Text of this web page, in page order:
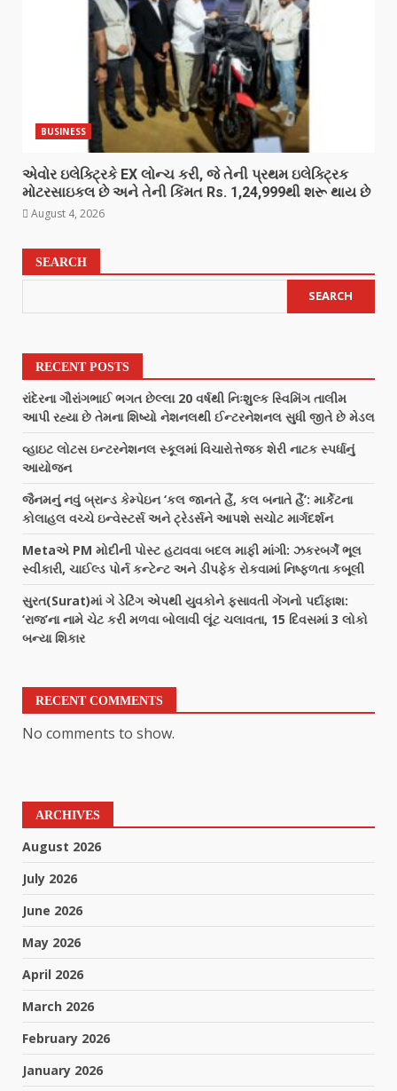
BUSINESS
એવોર ઇલેક્ટ્રિકે EX લોન્ચ કરી, જે તેની પ્રથમ ઇલેક્ટ્રિક
મોટરસાઇકલ છે અને તેની કિંમત Rs. 1,24,999થી શરૂ થાય છે
August 4, 2026
SEARCH
SEARCH
RECENT POSTS
રાંદેરના ગૌરાંગભાઈ ભગત છેલ્લા 20 વર્ષથી નિઃશુલ્ક સ્વિમિંગ તાલીમ
આપી રહ્યા છે તેમના શિષ્યો નેશનલથી ઈન્ટરનેશનલ સુધી જીતે છે મેડલ
વ્હાઇટ લોટસ ઇન્ટરનેશનલ સ્કૂલમાં વિચારોત્તેજક શેરી નાટક સ્પર્ધાનું
આયોજન
જૈનમનું નવું બ્રાન્ડ કેમ્પેઇન ‘કલ જાનતે હૈં, કલ બનાતે હૈં’: માર્કેટના
કોલાહલ વચ્ચે ઇન્વેસ્ટર્સ અને ટ્રેડર્સને આપશે સચોટ માર્ગદર્શન
Metaએ PM મોદીની પોસ્ટ હટાવવા બદલ માફી માંગી: ઝકરબર્ગે ભૂલ
સ્વીકારી, ચાઈલ્ડ પોર્ન કન્ટેન્ટ અને ડીપફેક રોકવામાં નિષ્ફળતા કબૂલી
સુરત(Surat)માં ગે ડેટિંગ એપથી યુવકોને ફસાવતી ગેંગનો પર્દાફાશ:
‘રાજ’ના નામે ચેટ કરી મળવા બોલાવી લૂંટ ચલાવતા, 15 દિવસમાં 3 લોકો
બન્યા શિકાર
RECENT COMMENTS
No comments to show.
ARCHIVES
August 2026
July 2026
June 2026
May 2026
April 2026
March 2026
February 2026
January 2026